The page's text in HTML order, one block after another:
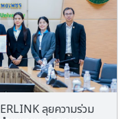
ลุยความร่วม